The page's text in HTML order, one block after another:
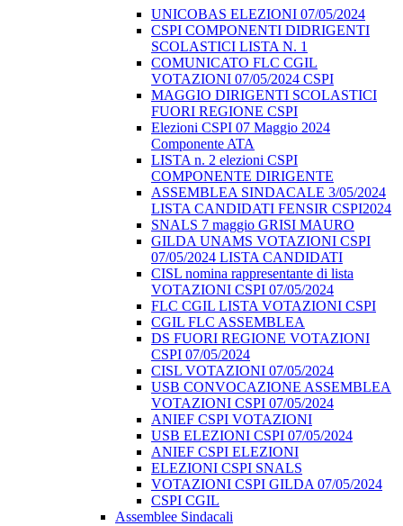
UNICOBAS ELEZIONI 07/05/2024
CSPI COMPONENTI DIDRIGENTI
SCOLASTICI LISTA N. 1
COMUNICATO FLC CGIL
VOTAZIONI 07/05/2024 CSPI
MAGGIO DIRIGENTI SCOLASTICI
FUORI REGIONE CSPI
Elezioni CSPI 07 Maggio 2024
Componente ATA
LISTA n. 2 elezioni CSPI
COMPONENTE DIRIGENTE
ASSEMBLEA SINDACALE 3/05/2024
LISTA CANDIDATI FENSIR CSPI2024
SNALS 7 maggio GRISI MAURO
GILDA UNAMS VOTAZIONI CSPI
07/05/2024 LISTA CANDIDATI
CISL nomina rappresentante di lista
VOTAZIONI CSPI 07/05/2024
FLC CGIL LISTA VOTAZIONI CSPI
CGIL FLC ASSEMBLEA
DS FUORI REGIONE VOTAZIONI
CSPI 07/05/2024
CISL VOTAZIONI 07/05/2024
USB CONVOCAZIONE ASSEMBLEA
VOTAZIONI CSPI 07/05/2024
ANIEF CSPI VOTAZIONI
USB ELEZIONI CSPI 07/05/2024
ANIEF CSPI ELEZIONI
ELEZIONI CSPI SNALS
VOTAZIONI CSPI GILDA 07/05/2024
CSPI CGIL
Assemblee Sindacali